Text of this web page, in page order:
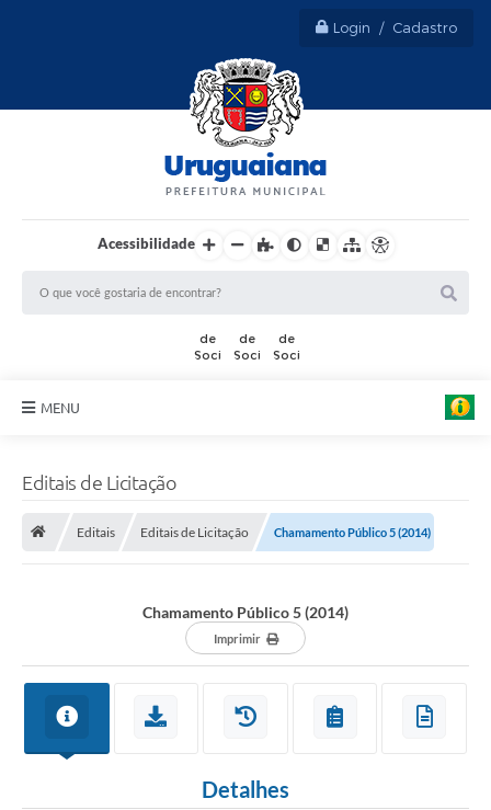
Login / Cadastro
Acessibilidade
MENU
COVID-19
Prefeito Municipal
Editais de Licitação
Editais Editais de Licitação Chamamento Público 5 (2014)
Chamamento Público 5 (2014)
Imprimir
Detalhes